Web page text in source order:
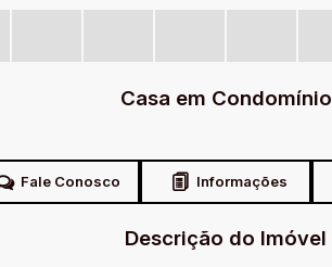
Casa em Condomínio
Fale Conosco Informações
Descrição do Imóvel